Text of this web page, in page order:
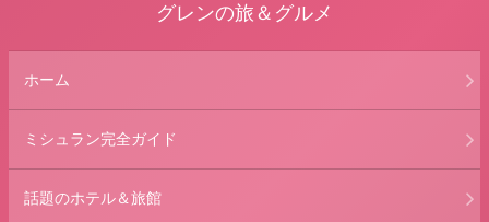
グレンの旅＆グルメ
ホーム
ミシュラン完全ガイド
話題のホテル＆旅館